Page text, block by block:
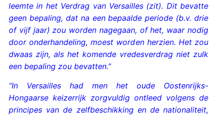
leemte in het Verdrag van Versailles (zit). Dit bevatte
geen bepaling, dat na een bepaalde periode (b.v. drie
of vijf jaar) zou worden nagegaan, of het, waar nodig
door onderhandeling, moest worden herzien. Het zou
dwaas zijn, als het komende vredesverdrag niet zulk
een bepaling zou bevatten.”
“In Versailles had men het oude Oostenrijks-
Hongaarse keizerrijk zorgvuldig ontleed volgens de
principes van de zelfbeschikking en de nationaliteit,